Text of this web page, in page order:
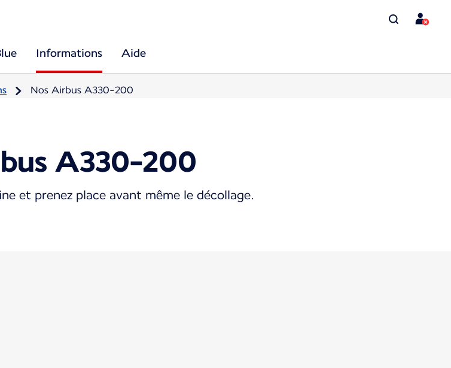
Informations Aide
Nos Airbus A330-200
A330-200
et prenez place avant même le décollage.